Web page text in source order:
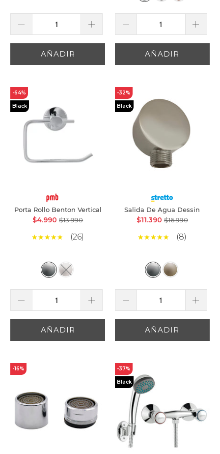
AÑADIR AÑADIR
-64%
Black
Porta Rollo Benton Vertical
$4.990$13.990
(26)
AÑADIR
-32%
Black
Salida De Agua Dessin
$11.390 $16.990
(8)
AÑADIR
-16% -37%
Black